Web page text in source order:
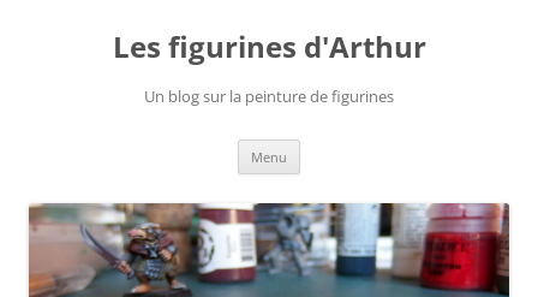
Les figurines d'Arthur
Un blog sur la peinture de figurines
Menu